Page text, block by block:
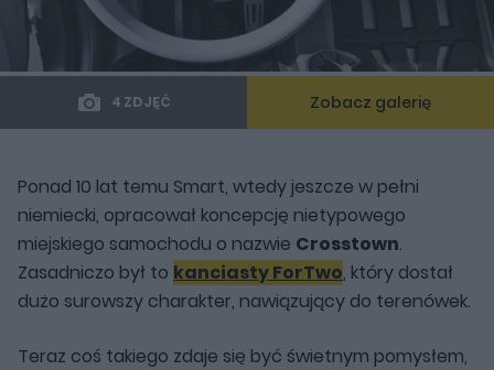
4 ZDJĘĆ Zobacz galerię
Ponad 10 lat temu Smart, wtedy jeszcze w pełni
niemiecki, opracował koncepcję nietypowego
miejskiego samochodu o nazwie Crosstown.
Zasadniczo był to kanciasty ForTwo, który dostał
dużo surowszy charakter, nawiązujący do terenówek.
Teraz coś takiego zdaje się być świetnym pomysłem,